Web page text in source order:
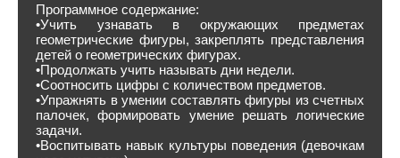
Программное содержание:
•Учить узнавать в окружающих предметах
геометрические фигуры, закреплять представления
детей о геометрических фигурах.
•Продолжать учить называть дни недели.
•Соотносить цифры с количеством предметов.
•Упражнять в умении составлять фигуры из счетных
палочек, формировать умение решать логические
задачи.
•Воспитывать навык культуры поведения (девочкам